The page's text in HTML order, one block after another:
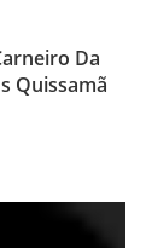
Da
Quissamã